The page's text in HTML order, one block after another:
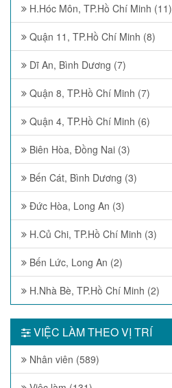
H.Hóc Môn, TP.Hồ Chí Minh (11)
Quận 11, TP.Hồ Chí Minh (8)
Dĩ An, Bình Dương (7)
Quận 8, TP.Hồ Chí Minh (7)
Quận 4, TP.Hồ Chí Minh (6)
Biên Hòa, Đồng Nai (3)
Bến Cát, Bình Dương (3)
Đức Hòa, Long An (3)
H.Củ Chi, TP.Hồ Chí Minh (3)
Bến Lức, Long An (2)
H.Nhà Bè, TP.Hồ Chí Minh (2)
VIỆC LÀM THEO VỊ TRÍ
Nhân viên (589)